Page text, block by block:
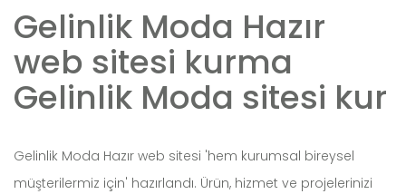
Gelinlik Moda Hazır
web sitesi kurma
Gelinlik Moda sitesi kur
Gelinlik Moda Hazır web sitesi 'hem kurumsal bireysel
müşterilermiz için' hazırlandı. Ürün, hizmet ve projelerinizi